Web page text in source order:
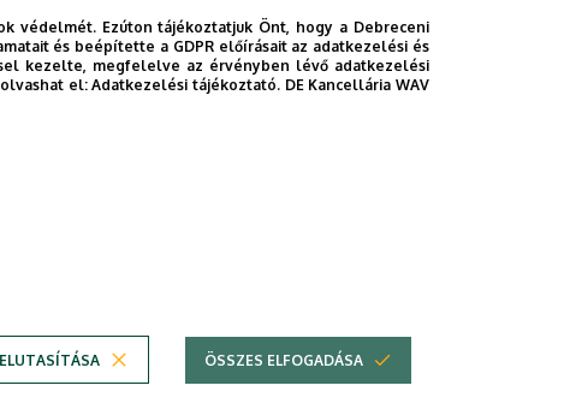
védelmét. Ezúton tájékoztatjuk Önt, hogy a Debreceni
és beépítette a GDPR előírásait az adatkezelési és
kezelte, megfelelve az érvényben lévő adatkezelési
olvashat el:Adatkezelési tájékoztató. DE Kancellária WAV
ÖSSZES ELFOGADÁSA